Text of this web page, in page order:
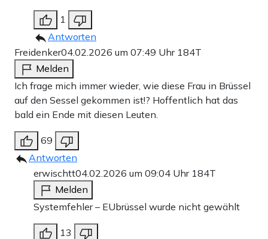
1
Antworten
Freidenker04.02.2026 um 07:49 Uhr 184T
Melden
Ich frage mich immer wieder, wie diese Frau in Brüssel
auf den Sessel gekommen ist!? Hoffentlich hat das
bald ein Ende mit diesen Leuten.
69
Antworten
erwischtt04.02.2026 um 09:04 Uhr 184T
Melden
Systemfehler – EUbrüssel wurde nicht gewählt
13